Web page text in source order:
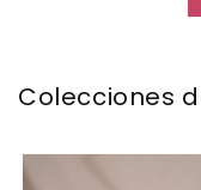
Colecciones